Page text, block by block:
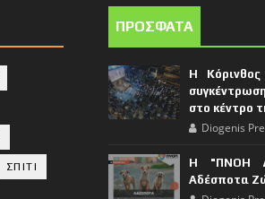
ΣΠΙΤΙ
ΠΡΟΣΦΑΤΑ
Η
στο κέντρο
Diogenis
Η "ΠΝΟΗ
Αδέσποτα